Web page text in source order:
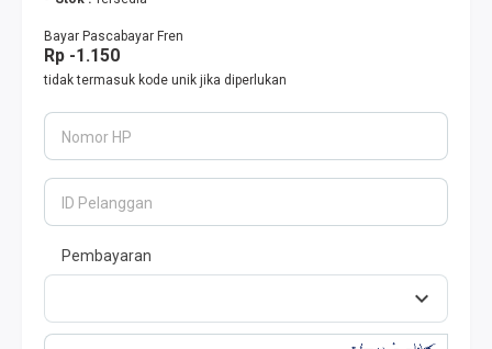
Bayar Pascabayar Fren
Rp -1.150
tidak termasuk kode unik jika diperlukan
Nomor HP
ID Pelanggan
Pembayaran